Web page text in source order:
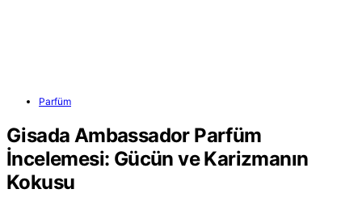
Parfüm
Gisada Ambassador Parfüm
İncelemesi: Gücün ve Karizmanın
Kokusu